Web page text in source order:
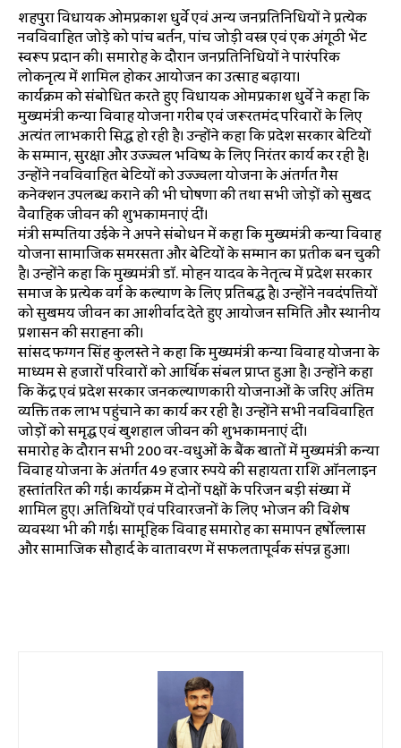
शहपुरा विधायक ओमप्रकाश धुर्वे एवं अन्य जनप्रतिनिधियों ने प्रत्येक
नवविवाहित जोड़े को पांच बर्तन, पांच जोड़ी वस्त्र एवं एक अंगूठी भेंट
स्वरूप प्रदान की। समारोह के दौरान जनप्रतिनिधियों ने पारंपरिक
लोकनृत्य में शामिल होकर आयोजन का उत्साह बढ़ाया।
कार्यक्रम को संबोधित करते हुए विधायक ओमप्रकाश धुर्वे ने कहा कि
मुख्यमंत्री कन्या विवाह योजना गरीब एवं जरूरतमंद परिवारों के लिए
अत्यंत लाभकारी सिद्ध हो रही है। उन्होंने कहा कि प्रदेश सरकार बेटियों
के सम्मान, सुरक्षा और उज्ज्वल भविष्य के लिए निरंतर कार्य कर रही है।
उन्होंने नवविवाहित बेटियों को उज्ज्वला योजना के अंतर्गत गैस
कनेक्शन उपलब्ध कराने की भी घोषणा की तथा सभी जोड़ों को सुखद
वैवाहिक जीवन की शुभकामनाएं दीं।
मंत्री सम्पतिया उईके ने अपने संबोधन में कहा कि मुख्यमंत्री कन्या विवाह
योजना सामाजिक समरसता और बेटियों के सम्मान का प्रतीक बन चुकी
है। उन्होंने कहा कि मुख्यमंत्री डॉ. मोहन यादव के नेतृत्व में प्रदेश सरकार
समाज के प्रत्येक वर्ग के कल्याण के लिए प्रतिबद्ध है। उन्होंने नवदंपत्तियों
को सुखमय जीवन का आशीर्वाद देते हुए आयोजन समिति और स्थानीय
प्रशासन की सराहना की।
सांसद फग्गन सिंह कुलस्ते ने कहा कि मुख्यमंत्री कन्या विवाह योजना के
माध्यम से हजारों परिवारों को आर्थिक संबल प्राप्त हुआ है। उन्होंने कहा
कि केंद्र एवं प्रदेश सरकार जनकल्याणकारी योजनाओं के जरिए अंतिम
व्यक्ति तक लाभ पहुंचाने का कार्य कर रही है। उन्होंने सभी नवविवाहित
जोड़ों को समृद्ध एवं खुशहाल जीवन की शुभकामनाएं दीं।
समारोह के दौरान सभी 200 वर-वधुओं के बैंक खातों में मुख्यमंत्री कन्या
विवाह योजना के अंतर्गत 49 हजार रुपये की सहायता राशि ऑनलाइन
हस्तांतरित की गई। कार्यक्रम में दोनों पक्षों के परिजन बड़ी संख्या में
शामिल हुए। अतिथियों एवं परिवारजनों के लिए भोजन की विशेष
व्यवस्था भी की गई। सामूहिक विवाह समारोह का समापन हर्षोल्लास
और सामाजिक सौहार्द के वातावरण में सफलतापूर्वक संपन्न हुआ।